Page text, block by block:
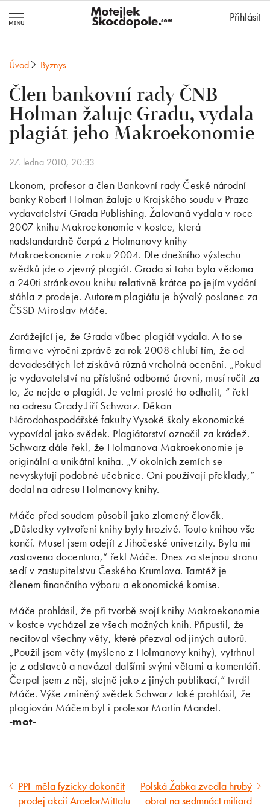
Přihlásit
Úvod Byznys
Člen bankovní rady ČNB
Holman žaluje Gradu, vydala
plagiát jeho Makroekonomie
27. ledna 2010, 20:33
Ekonom, profesor a člen Bankovní rady České národní
banky Robert Holman žaluje u Krajského soudu v Praze
vydavatelství Grada Publishing. Žalovaná vydala v roce
2007 knihu Makroekonomie v kostce, která
nadstandardně čerpá z Holmanovy knihy
Makroekonomie z roku 2004. Dle dnešního výslechu
svědků jde o zjevný plagiát. Grada si toho byla vědoma
a 240ti stránkovou knihu relativně krátce po jejím vydání
stáhla z prodeje. Autorem plagiátu je bývalý poslanec za
ČSSD Miroslav Máče.
Zarážející je, že Grada vůbec plagiát vydala. A to se
firma ve výroční zprávě za rok 2008 chlubí tím, že od
devadesátých let získává různá vrcholná ocenění. „Pokud
je vydavatelství na příslušné odborné úrovni, musí ručit za
to, že nejde o plagiát. Je velmi prosté ho odhalit, “ řekl
na adresu Grady Jiří Schwarz. Děkan
Národohospodářské fakulty Vysoké školy ekonomické
vypovídal jako svědek. Plagiátorství označil za krádež.
Schwarz dále řekl, že Holmanova Makroekonomie je
originální a unikátní kniha. „V okolních zemích se
nevyskytují podobné učebnice. Oni používají překlady,“
dodal na adresu Holmanovy knihy.
Máče před soudem působil jako zlomený člověk.
„Důsledky vytvoření knihy byly hrozivé. Touto knihou vše
končí. Musel jsem odejít z Jihočeské univerzity. Byla mi
zastavena docentura,“ řekl Máče. Dnes za stejnou stranu
sedí v zastupitelstvu Českého Krumlova. Tamtéž je
členem finančního výboru a ekonomické komise.
Máče prohlásil, že při tvorbě svojí knihy Makroekonomie
v kostce vycházel ze všech možných knih. Připustil, že
necitoval všechny věty, které přezval od jiných autorů.
„Použil jsem věty (myšleno z Holmanovy knihy), vytrhnul
je z odstavců a navázal dalšími svými větami a komentáři.
Čerpal jsem z něj, stejně jako z jiných publikací,“ tvrdil
Máče. Výše zmíněný svědek Schwarz také prohlásil, že
plagiován Máčem byl i profesor Martin Mandel.
-mot-
Předcházející
PPF měla fyzicky dokončit
prodej akcií ArcelorMittalu
Následující
Polská Žabka zvedla hrubý
obrat na sedmnáct miliard